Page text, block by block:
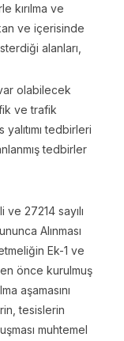
kırılma ve
ve içerisinde
alanları,
olabilecek
ve trafik
tedbirleri
tedbirler
27214 sayılı
Alınması
Ek-1 ve
önce kurulmuş
aşamasını
tesislerin
muhtemel